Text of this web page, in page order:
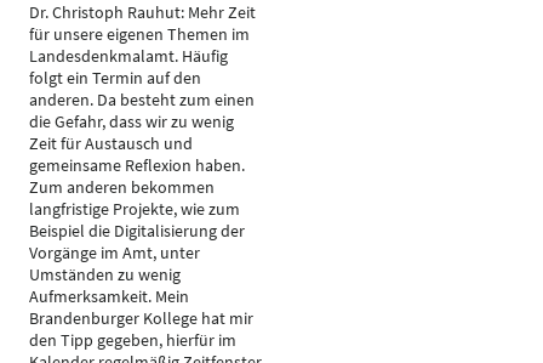
Dr. Christoph Rauhut: Mehr Zeit
für unsere eigenen Themen im
Landesdenkmalamt. Häufig
folgt ein Termin auf den
anderen. Da besteht zum einen
die Gefahr, dass wir zu wenig
Zeit für Austausch und
gemeinsame Reflexion haben.
Zum anderen bekommen
langfristige Projekte, wie zum
Beispiel die Digitalisierung der
Vorgänge im Amt, unter
Umständen zu wenig
Aufmerksamkeit. Mein
Brandenburger Kollege hat mir
den Tipp gegeben, hierfür im